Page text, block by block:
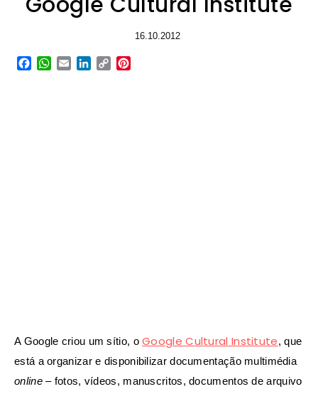
16.10.2012
Facebook
WhatsApp
EmailLinkedIn
Copy
A Google criou um sítio, oGoogle Cultural Institute, que
está a organizar e disponibilizar documentação multimédia
online– fotos, vídeos, manuscritos, documentos de arquivo